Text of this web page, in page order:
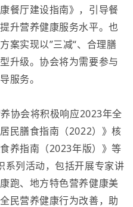
餐厅建设指南》，引导餐
升营养健康服务水平。也
案实现以”三减“、合理膳
升级。协会将为需要参与
服务。
协会将积极响应2023年全
民膳食指南（2022）》核
养指南（2023年版）》等
系列活动，包括开展专家讲
跑、地方特色营养健康美
民营养健康行为改善，助